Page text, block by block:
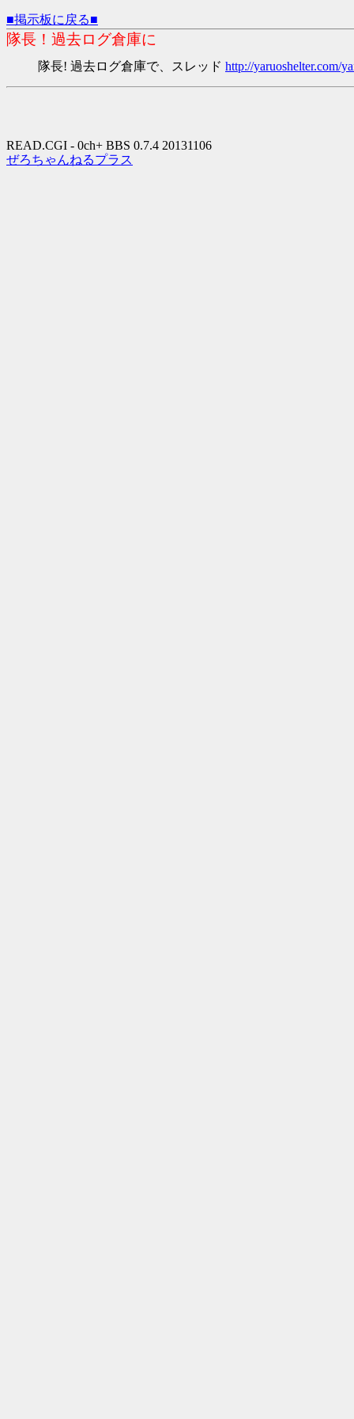
■掲示板に戻る■
隊長！過去ログ倉庫に
隊長! 過去ログ倉庫で、スレッド http://yaruoshelter.com/
READ.CGI - 0ch+ BBS 0.7.4 20131106
ぜろちゃんねるプラス